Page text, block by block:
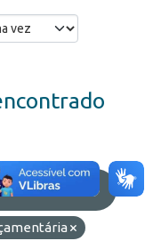
(ODbL) do